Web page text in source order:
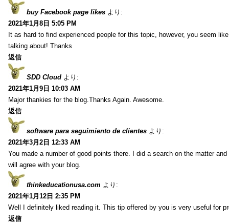
buy Facebook page likes より:
2021年1月8日 5:05 PM
It as hard to find experienced people for this topic, however, you seem
talking about! Thanks
返信
SDD Cloud より:
2021年1月9日 10:03 AM
Major thankies for the blog.Thanks Again. Awesome.
返信
software para seguimiento de clientes より:
2021年3月2日 12:33 AM
You made a number of good points there. I did a search on the matter
will agree with your blog.
thinkeducationusa.com より:
2021年1月12日 2:35 PM
Well I definitely liked reading it. This tip offered by you is very useful for
返信